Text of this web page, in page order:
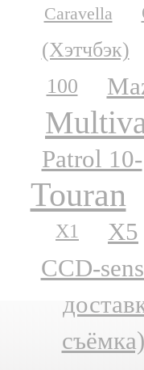
Caravella
(Хэтчбэк)
100
Patrol 10-
Touran
X1 X5
CCD-
съёмка)